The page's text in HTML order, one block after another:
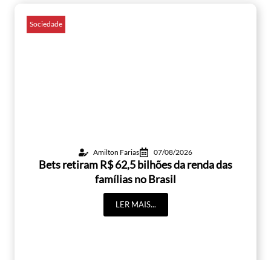
Sociedade
Amilton Farias 07/08/2026
Bets retiram R$ 62,5 bilhões da renda das
famílias no Brasil
LER MAIS...